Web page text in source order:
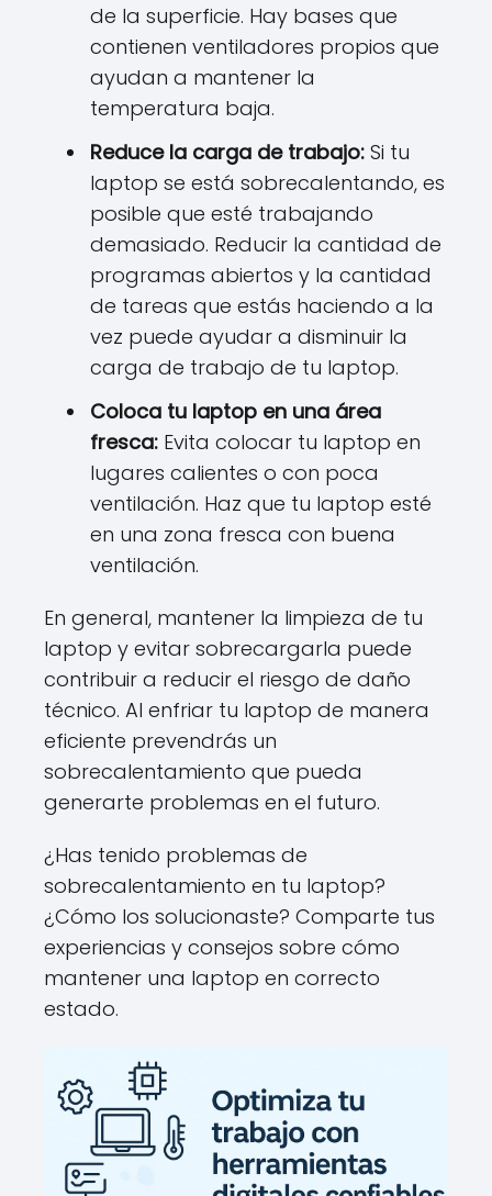
de la superficie. Hay bases que
contienen ventiladores propios que
ayudan a mantener la
temperatura baja.
Reduce la carga de trabajo: Si tu
laptop se está sobrecalentando, es
posible que esté trabajando
demasiado. Reducir la cantidad de
programas abiertos y la cantidad
de tareas que estás haciendo a la
vez puede ayudar a disminuir la
carga de trabajo de tu laptop.
Coloca tu laptop en una área
fresca: Evita colocar tu laptop en
lugares calientes o con poca
ventilación. Haz que tu laptop esté
en una zona fresca con buena
ventilación.
En general, mantener la limpieza de tu
laptop y evitar sobrecargarla puede
contribuir a reducir el riesgo de daño
técnico. Al enfriar tu laptop de manera
eficiente prevendrás un
sobrecalentamiento que pueda
generarte problemas en el futuro.
¿Has tenido problemas de
sobrecalentamiento en tu laptop?
¿Cómo los solucionaste? Comparte tus
experiencias y consejos sobre cómo
mantener una laptop en correcto
estado.